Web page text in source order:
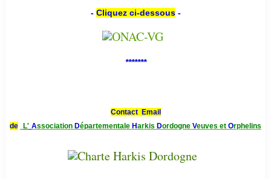
- Cliquez ci-dessous-
*******
Contact Email
de
L' Association Départementale Harkis Dordogne Veuves et Orphelins